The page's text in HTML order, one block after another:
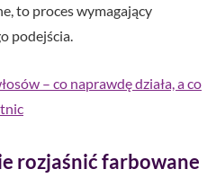
to proces wymagający
podejścia.
– co naprawdę działa, a co
rozjaśnić farbowane